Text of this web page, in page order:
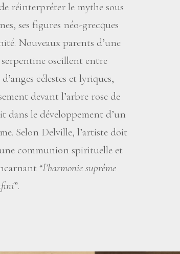
réinterpréter le mythe sous
ses figures néo-grecques
Nouveaux parents d’une
oscillent entre
célestes et lyriques,
devant l’arbre rose de
dans le développement d’un
Selon Delville, l’artiste doit
communion spirituelle et
“l’harmonie suprême
”.